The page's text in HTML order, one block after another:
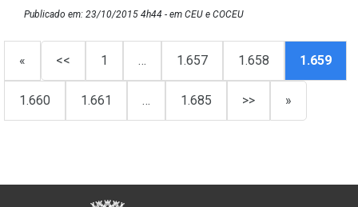
Publicado em: 23/10/2015 4h44 - em CEU e COCEU
« << 1 … 1.657 1.658 1.659
1.660 1.661 … 1.685 >> »